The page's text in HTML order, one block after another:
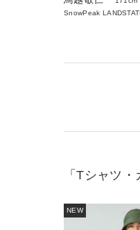
SnowPeak
「Tシャツ
NEW